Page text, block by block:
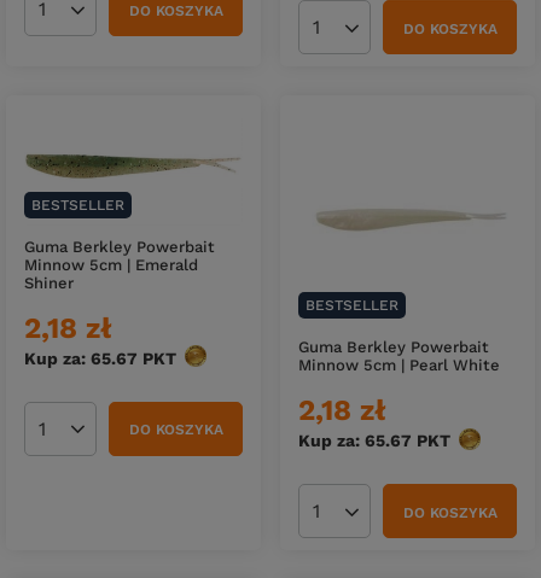
Ilość produktówDO KOSZYKA
Ilość produktówDO KOSZYKA
BESTSELLER
Guma Berkley Powerbait
Minnow 5cm | Emerald
Shiner
2,18 zł
Kup za: 65.67 PKT punktów
Ilość produktówDO KOSZYKA
BESTSELLER
Guma Berkley Powerbait
Minnow 5cm | Pearl White
2,18 zł
Kup za: 65.67 PKT punktów
Ilość produktówDO KOSZYKA